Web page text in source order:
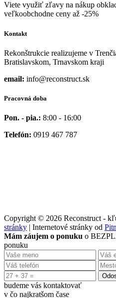
Viete využiť zľavy na nákup
veľkoobchodne ceny až -25%
Kontakt
Rekonštrukcie realizujeme v
Bratislavskom, Trnavskom kraji
email: info@reconstruct.sk
Pracovná doba
Pon. - pia.: 8:00 - 16:00
Telefón: 0919 467 787
Copyright © 2026 Reconstruct -
stránky | Internetové stránky od
Mám záujem o ponuku o
ponuku
budeme vás kontaktovať
v čo najkratšom čase